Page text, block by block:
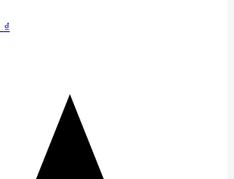
₫
5.998.000 ₫